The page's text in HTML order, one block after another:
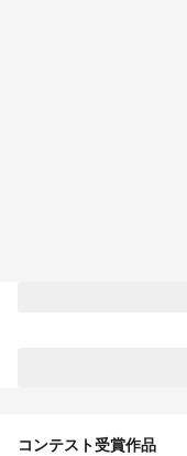
コンテスト受賞作品